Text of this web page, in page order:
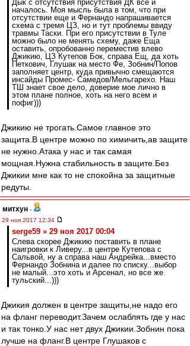
Дык с отсутствия присутствия ДК все и
началось. Моя мысль была в том, что при
отсутствии еще и Фернандо напрашивается
схема с тремя ЦЗ, но и тут проблемы ввиду
травмы Таски. При его присутствии в Туле
можно было не менять схему, даже Еща
оставить, опробованно переместив влево
Джикию, ЦЗ Кутепов Бок, справа Ещ, да хоть
Петкович, Глушак на место Фе, Зобнин/Попов
заполняет центр, куда привычно смещаются
инсайды Промес- Самедов/Мельгарехо. Наш
ТШ знает свое дело, доверие мое лично в
этом плане полное, хоть на него всем и
пофиг)))
Джикию не трогать.Самое главное это
защита.В центре можно по химичить,ав защите
не нужно.Атака у нас и так самая
мощная.Нужна стабильность в защите.Без
Джикии мне как то не спокойна за защитные
редуты.
митхун -
29 ноя 2017 12:34
serge59 » 29 ноя 2017 00:04
Слева скорее Джикию поставить в плане
наигровки к Ливеру...в центре Кутепова с
Сальвой, ну а справа наш Андрейка...вместо
Фернандо Зобнина и далее по списку...выбор
не малый...это хоть и Арсенал, но все же
тульский...)))
Джикия должен в центре защиты,не надо его
на фланг переводит.Зачем ослаблять где у нас
и так тонко.У нас нет двух Джикии.Зобнин пока
лучше на фланг.В центре Глушаков с